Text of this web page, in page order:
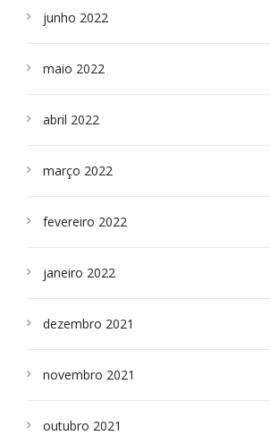
junho 2022
maio 2022
abril 2022
março 2022
fevereiro 2022
janeiro 2022
dezembro 2021
novembro 2021
outubro 2021